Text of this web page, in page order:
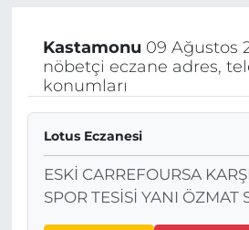
Kastamonu 09 Ağustos
nöbetçi eczane adres,
konumları
Lotus Eczanesi
ESKİ CARREFOURSA
SPOR TESİSİ YANI ÖZMAT